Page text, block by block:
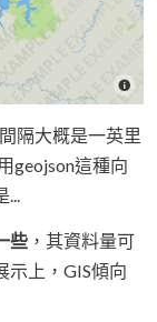
隔大概是一英里
geojson這種向
...
些 ，其資料量可
示上，GIS傾向